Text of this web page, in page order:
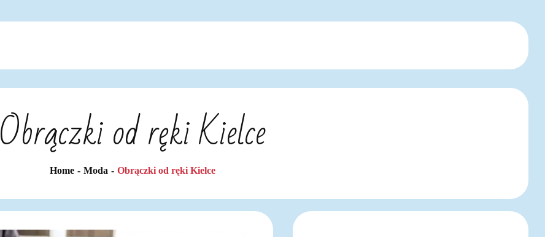
Obrączki od ręki Kielce
Home Moda Obrączki od ręki Kielce